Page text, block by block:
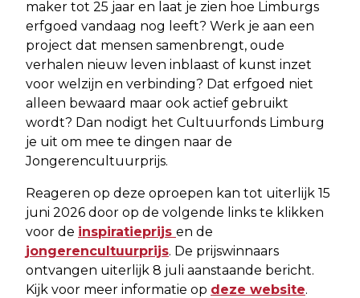
maker tot 25 jaar en laat je zien hoe Limburgs
erfgoed vandaag nog leeft? Werk je aan een
project dat mensen samenbrengt, oude
verhalen nieuw leven inblaast of kunst inzet
voor welzijn en verbinding? Dat erfgoed niet
alleen bewaard maar ook actief gebruikt
wordt? Dan nodigt het Cultuurfonds Limburg
je uit om mee te dingen naar de
Jongerencultuurprijs.
Reageren op deze oproepen kan tot uiterlijk 15
juni 2026 door op de volgende links te klikken
voor de inspiratieprijs en de
jongerencultuurprijs. De prijswinnaars
ontvangen uiterlijk 8 juli aanstaande bericht.
Kijk voor meer informatie op deze website.